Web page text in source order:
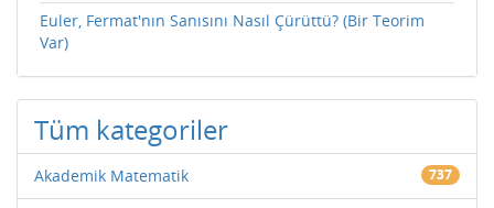
Euler, Fermat'nın Sanısını Nasıl Çürüttü? (Bir Teorim
Var)
Tüm kategoriler
Akademik Matematik 737